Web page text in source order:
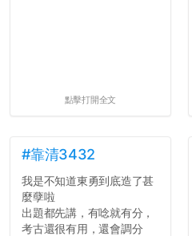
點擊打開全文
#靠清3432
我是不知道東勇到底造了甚
麼孽啦
出題都先講，有唸就有分，
考古還很有用，還會調分